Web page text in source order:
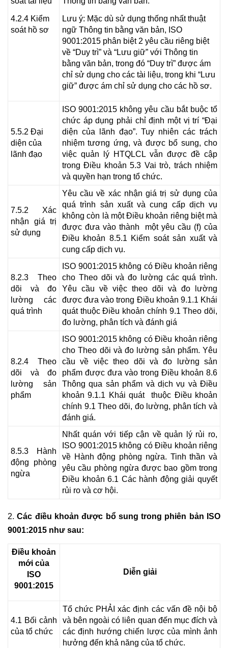
4.2.4 Kiểm
soát hồ sơ
Lưu ý: Mặc dù sử dụng thống nhất thuật
ngữ Thông tin bằng văn bản, ISO
9001:2015 phân biệt 2 yêu cầu riêng biệt
về “Duy trì” và “Lưu giữ” với Thông tin
bằng văn bản, trong đó “Duy trì” được ám
chỉ sử dụng cho các tài liệu, trong khi “Lưu
giữ” được ám chỉ sử dụng cho các hồ sơ.
5.5.2 Đại
diện của
lãnh đạo
ISO 9001:2015 không yêu cầu bắt buộc tổ
chức áp dụng phải chỉ định một vị trí “Đại
diện của lãnh đạo”. Tuy nhiên các trách
nhiệm tương ứng, và được bổ sung, cho
việc quản lý HTQLCL vẫn được đề cập
trong Điều khoản 5.3 Vai trò, trách nhiệm
và quyền hạn trong tổ chức.
7.5.2 Xác
nhận giá trị
sử dụng
Yêu cầu về xác nhận giá trị sử dụng của
quá trình sản xuất và cung cấp dịch vụ
không còn là một Điều khoản riêng biệt mà
được đưa vào thành một yêu cầu (f) của
Điều khoản 8.5.1 Kiểm soát sản xuất và
cung cấp dịch vụ.
8.2.3 Theo
dõi và đo
lường các
quá trình
ISO 9001:2015 không có Điều khoản riêng
cho Theo dõi và đo lường các quá trình.
Yêu cầu về việc theo dõi và đo lường
được đưa vào trong Điều khoản 9.1.1 Khái
quát thuộc Điều khoản chính 9.1 Theo dõi,
đo lường, phân tích và đánh giá
8.2.4 Theo
dõi và đo
lường sản
phẩm
ISO 9001:2015 không có Điều khoản riêng
cho Theo dõi và đo lường sản phẩm. Yêu
cầu về việc theo dõi và đo lường sản
phẩm được đưa vào trong Điều khoản 8.6
Thông qua sản phẩm và dịch vụ và Điều
khoản 9.1.1 Khái quát thuộc Điều khoản
chính 9.1 Theo dõi, đo lường, phân tích và
đánh giá.
8.5.3 Hành
động phòng
ngừa
Nhất quán với tiếp cận về quản lý rủi ro,
ISO 9001:2015 không có Điều khoản riêng
về Hành động phòng ngừa. Tinh thần và
yêu cầu phòng ngừa được bao gồm trong
Điều khoản 6.1 Các hành động giải quyết
rủi ro và cơ hội.
2. Các điều khoản được bổ sung trong phiên bản ISO
9001:2015 như sau:
Điều khoản
mới của
ISO
9001:2015
Diễn giải
4.1 Bối cảnh
của tổ chức
Tổ chức PHẢI xác định các vấn đề nội bộ
và bên ngoài có liên quan đến mục đích và
các định hướng chiến lược của mình ảnh
hưởng đến khả năng của tổ chức.